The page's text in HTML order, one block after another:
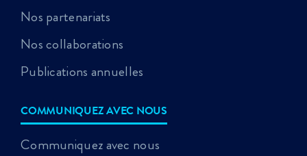
Nos partenariats
Nos collaborations
Publications annuelles
COMMUNIQUEZ AVEC NOUS
Communiquez avec nous